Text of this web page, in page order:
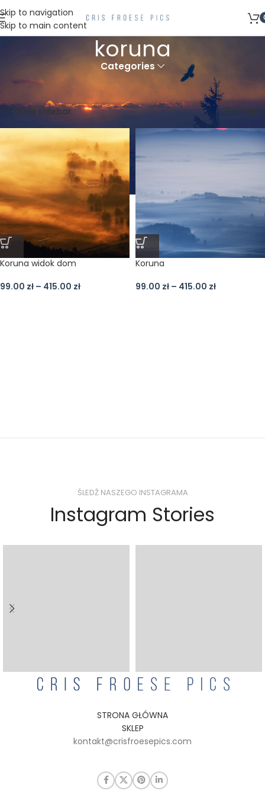
Skip to navigation
Skip to main content
koruna
Categories
Strona główna
Produkty oznaczone “koruna”
Show sidebar Filters
Koruna widok dom
99.00 zł – 415.00 zł
Koruna
99.00 zł – 415.00 zł
ŚLEDŹ NASZEGO INSTAGRAMA
Instagram Stories
STRONA GŁÓWNA
SKLEP
kontakt@crisfroesepics.com